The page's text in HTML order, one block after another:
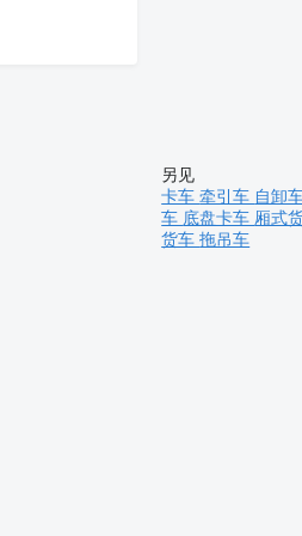
另见
卡车牵引车 自卸
车 底盘卡车 厢式
货车拖吊车